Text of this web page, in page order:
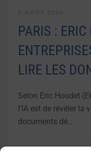
PARIS :
LIRE LES
Selon Eric Houdet
l’IA est de révéler la
documents dé…